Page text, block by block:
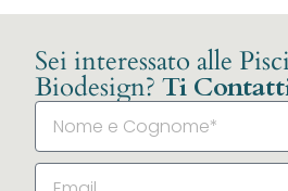
Sei interessato alle
Biodesign? Ti